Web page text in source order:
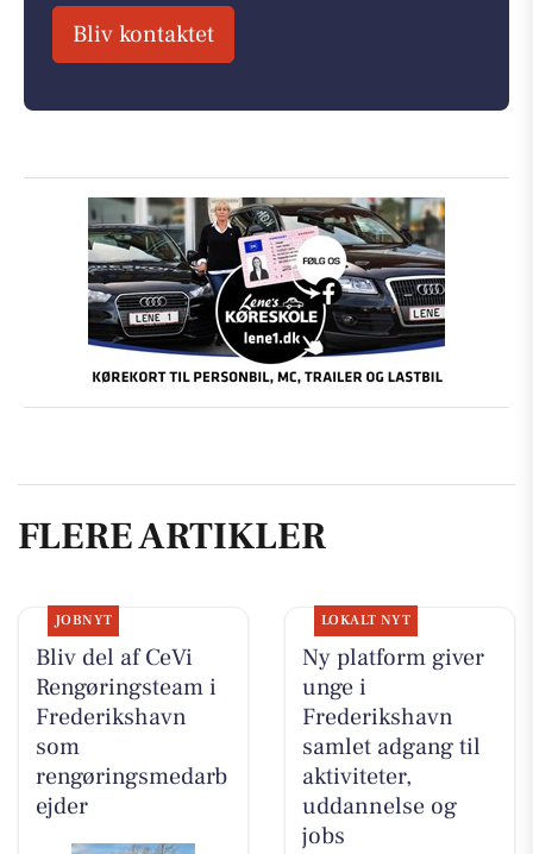
Bliv kontaktet
FLERE ARTIKLER
JOBNYT
Bliv del af CeVi
Rengøringsteam i
Frederikshavn
som
rengøringsmedarb
ejder
LOKALT NYT
Ny platform giver
unge i
Frederikshavn
samlet adgang til
aktiviteter,
uddannelse og
jobs